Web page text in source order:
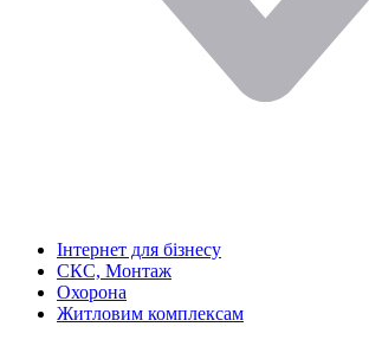
Інтернет для бізнесу
СКС, Монтаж
Охорона
Житловим комплексам